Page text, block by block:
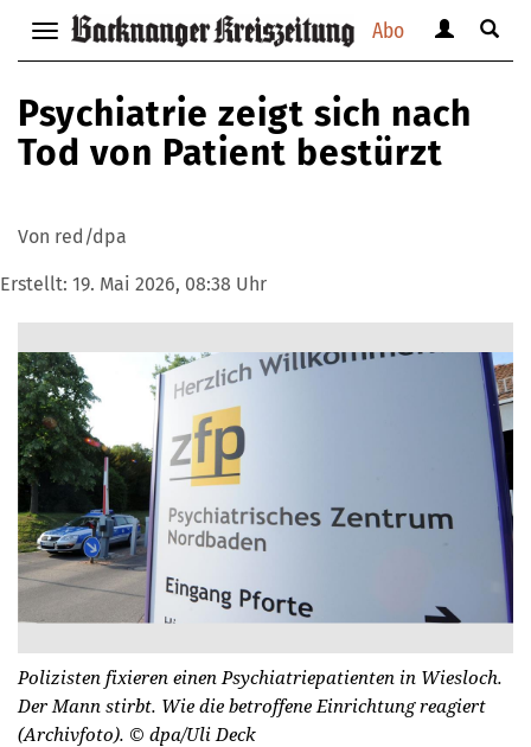
Abo
Navigation
anzeigen
verbergen
anzeigen
verbergen
Suche
Psychiatrie zeigt sich nach
Tod von Patient bestürzt
Von red/dpa
Erstellt: 19. Mai 2026, 08:38 Uhr
Polizisten fixieren einen Psychiatriepatienten in Wiesloch.
Der Mann stirbt. Wie die betroffene Einrichtung reagiert
(Archivfoto). © dpa/Uli Deck